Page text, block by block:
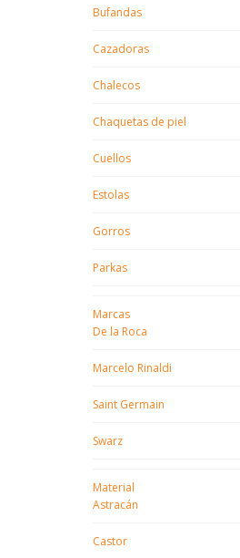
Bufandas
Cazadoras
Chalecos
Chaquetas de piel
Cuellos
Estolas
Gorros
Parkas
Marcas
De la Roca
Marcelo Rinaldi
Saint Germain
Swarz
Material
Astracán
Castor